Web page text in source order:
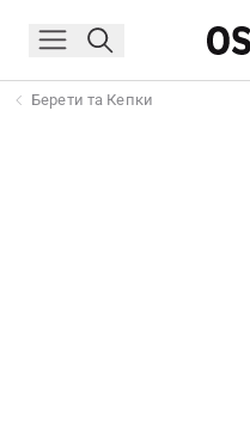
Берети та Кепки